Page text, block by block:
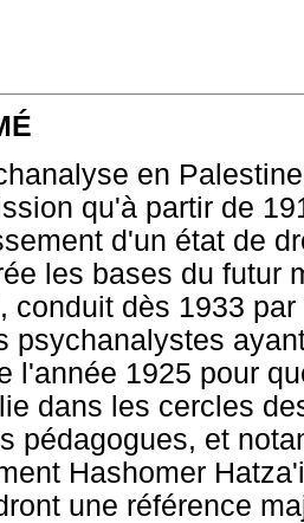
en
qu'à partir de
d'un état de
les bases du futur
conduit dès 1933
psychanalystes
l'année 1925 pour
dans les cercles
pédagogues, et
Hashomer
une référence